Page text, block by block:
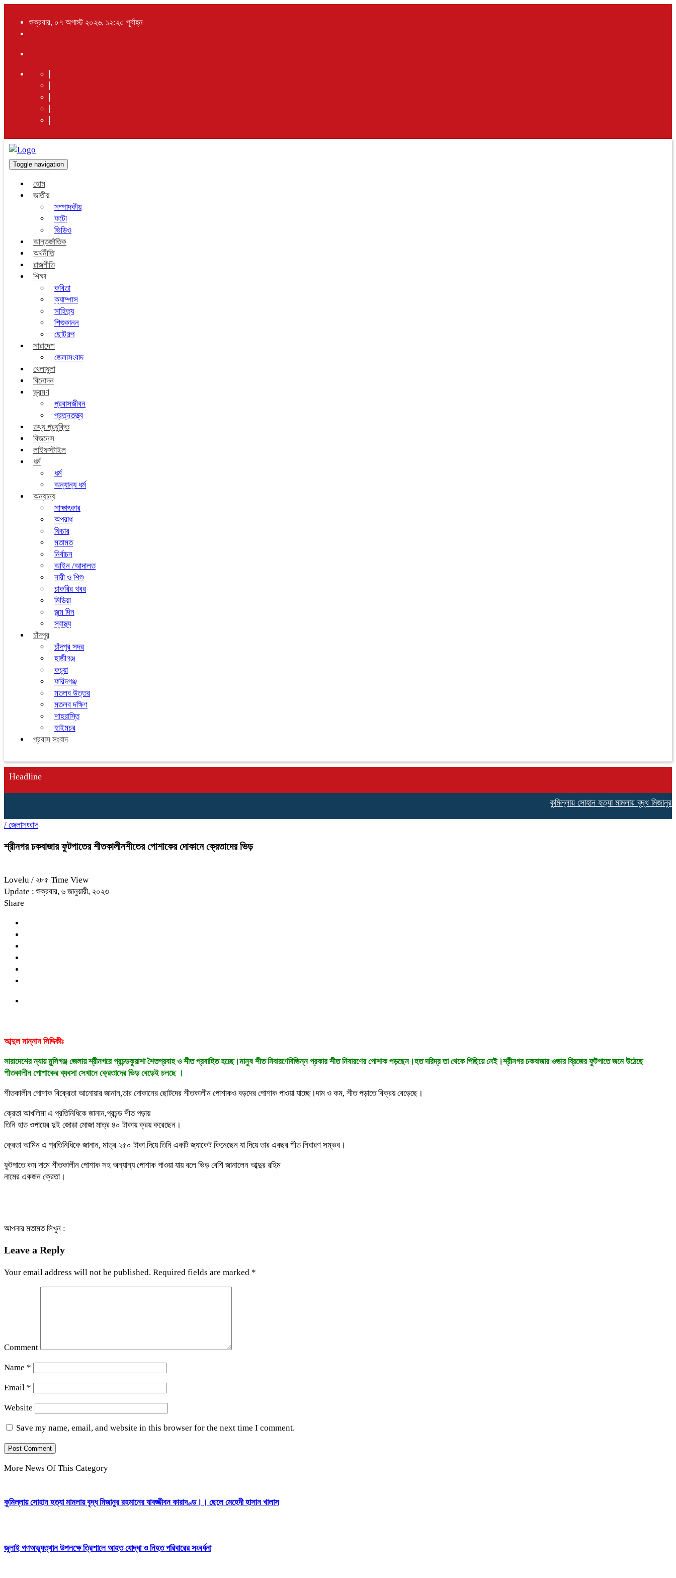
শুক্রবার, ০৭ অগাস্ট ২০২৬, ১২:২০ পূর্বাহ্ন
Toggle navigation
হোম
জাতীয়
সম্পাদকীয়
ফটো
ভিডিও
আন্তর্জাতিক
অর্থনীতি
রাজনীতি
শিক্ষা
কবিতা
ক্যাম্পাস
সাহিত্য
শিশুকানন
ছোটগল্প
সারাদেশ
জেলাসংবাদ
খেলাধুলা
বিনোদন
ভ্রমণ
প্রবাসজীবন
প্রত্নতত্ত্ব
তথ্য প্রযুক্তি
বিজনেস
লাইফস্টাইল
ধর্ম
ধর্ম
অন্যান্য ধর্ম
অন্যান্য
সাক্ষাৎকার
অপরাধ
ফিচার
মতামত
নির্বাচন
আইন /আদালত
নারী ও শিশু
চাকরির খবর
মিডিয়া
জন্ম দিন
স্বাস্থ্য
চাঁদপুর
চাঁদপুর সদর
হাজীগঞ্জ
কচুয়া
ফরিদগঞ্জ
মতলব উত্তর
মতলব দক্ষিণ
শাহরাস্তি
হাইমচর
প্রবাস সংবাদ
Headline
কুমিল্লায় সোহান হত্যা মামলায় বৃদ্ধ মিজানুর
/ জেলাসংবাদ
শ্রীনগর চকবাজার ফুটপাতের শীতকালীনশীতের পোশাকের দোকানে ক্রেতাদের ভিড়
Lovelu / ২৮৫ Time View
Update : শুক্রবার, ৬ জানুয়ারী, ২০২৩
Share
আব্দুল মান্নান সিদ্দিকীঃ
সারাদেশের ন্যায় মুন্সিগঞ্জ জেলায় শ্রীনগরে প্রচন্ডকুয়াশা শৈতপ্রবাহ ও শীত প্রবাহিত হচ্ছে।মানুষ শীত নিবারণেবিভিন্ন প্রকার শীত নিবারণের পোশাক পড়ছেন।হত দরিদ্র তা থেকে পিছিয়ে নেই।শ্রীনগর চকবাজার ওভার ব্রিজের ফুটপাতে জমে উঠেছে
শীতকালীন পোশাকের ব্যবসা সেখানে ক্রেতাদের ভিড় বেড়েই চলছে ।
শীতকালীন পোশাক বিক্রেতা আনোয়ার জানান,তার দোকানের ছোটদের শীতকালীন পোশাকও বড়দের পোশাক পাওয়া যাচ্ছে।দাম ও কম, শীত পড়াতে বিক্রয় বেড়েছে।
ক্রেতা আখলিমা এ প্রতিনিধিকে জানান,প্রচন্ড শীত পড়ায়
তিনি হাত ওপায়ের দুই জোড়া মোজা মাত্র ৪০ টাকায় ক্রয় করেছেন।
ক্রেতা আমিন এ প্রতিনিধিকে জানান, মাত্র ২৫০ টাকা দিয়ে তিনি একটি জ্যাকেট কিনেছেন যা দিয়ে তার এবছর শীত নিবারণ সম্ভব।
ফুটপাতে কম দামে শীতকালীন পোশাক সহ অন্যান্য পোশাক পাওয়া যায় বলে ভিড় বেশি জানালেন আব্দুর রহিম
নামের একজন ক্রেতা।
আপনার মতামত লিখুন :
Leave a Reply
Your email address will not be published. Required fields are marked *
Comment
Name *
Email *
Website
Save my name, email, and website in this browser for the next time I comment.
More News Of This Category
কুমিল্লায় সোহান হত্যা মামলায় বৃদ্ধ মিজানুর রহমানের যাবজ্জীবন কারাদণ্ড।। ছেলে মেহেদী হাসান খালাস
জুলাই গণঅভ্যুত্থান উপলক্ষে ত্রিশালে আহত যোদ্ধা ও নিহত পরিবারের সংবর্ধনা